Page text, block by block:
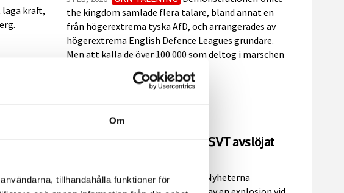
Om
tillhandahålla funktioner för
kraft,
the kingdom samlade flera talare, bland annat en
från högerextrema tyska AfD, och arrangerades av
högerextrema English Defence Leagues grundare.
Men att kalla de över 100 000 som deltog i marschen
högerextrema var osakligt, enligt
Granskningsnämnden som fäller...
i
TV4 fälls för AI-video som SVT avslöjat
17 NOV, 2025 GRN-FÄLLNING
TV4 Nyheterna